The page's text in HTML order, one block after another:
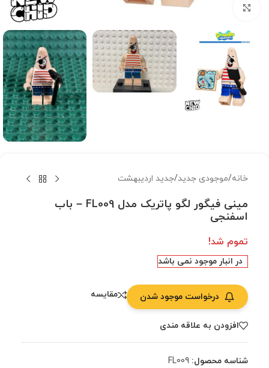
بزرگنمایی تصویر
خانه/موجودی جدید/جدید اردیبهشت
مینی فیگور لگو پاتریک مدل FL009 – باب
اسفنجی
تموم شد!
در انبار موجود نمی باشد
درخواست موجود شدن مقایسه
افزودن به علاقه مندی
شناسه محصول: FL009